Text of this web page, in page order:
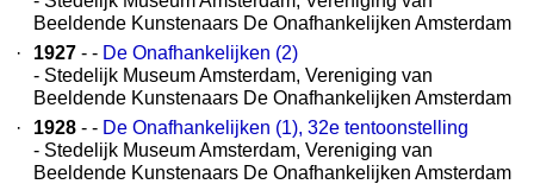
Beeldende Kunstenaars De Onafhankelijken Amsterdam
·
1927 - - De Onafhankelijken (2)
- Stedelijk Museum Amsterdam, Vereniging van
Beeldende Kunstenaars De Onafhankelijken Amsterdam
·
1928 - - De Onafhankelijken (1), 32e tentoonstelling
- Stedelijk Museum Amsterdam, Vereniging van
Beeldende Kunstenaars De Onafhankelijken Amsterdam